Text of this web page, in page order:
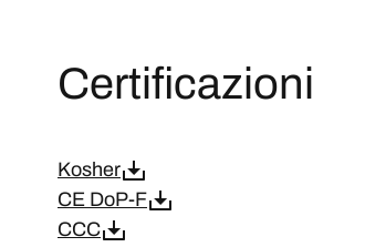
Certificazioni
Kosher
CE DoP-F
CCC